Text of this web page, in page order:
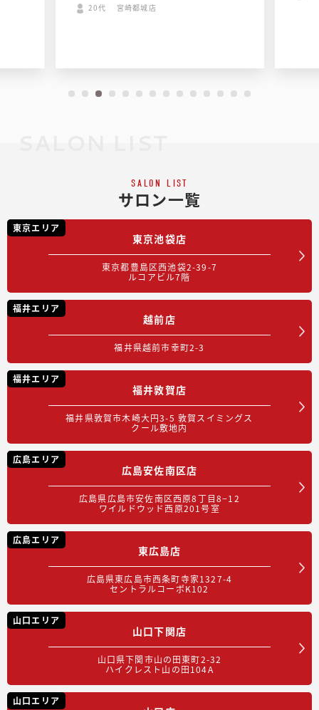
20代 宮崎都城店
SALON LIST
サロン一覧
東京エリア
東京池袋店
東京都豊島区西池袋2-39-7
ルコアビル7階
福井エリア
越前店
福井県越前市幸町2-3
福井エリア
福井敦賀店
福井県敦賀市木崎大円3-5 敦賀スイミングス
クール敷地内
広島エリア
広島安佐南区店
広島県広島市安佐南区西原8丁目8−12
ワイルドウッド西原201号室
広島エリア
東広島店
広島県東広島市西条町寺家1327-4
セントラルコーポK102
山口エリア
山口下関店
山口県下関市山の田東町2-32
ハイクレスト山の田104A
山口エリア